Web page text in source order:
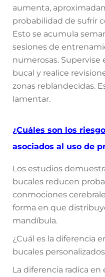
aumenta,
probabilidad de sufrir
Esto se acumula
sesiones de
numerosas.
bucal y realice
zonas reblandecidas.
lamentar.
¿Cuáles son los
asociados al uso de
Los estudios
bucales reducen
conmociones
forma en que
mandíbula.
¿Cuál es la diferencia
bucales
La diferencia radica en